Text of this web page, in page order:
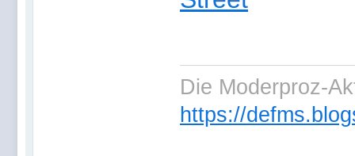
Die Moderproz-
https://